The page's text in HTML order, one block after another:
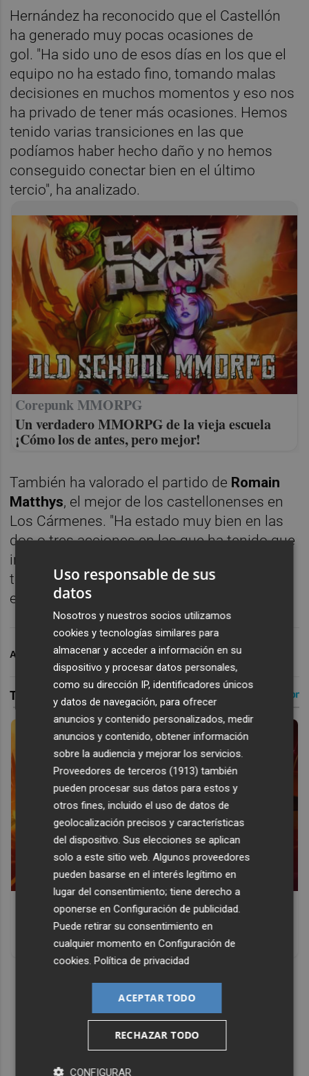
Hernández ha reconocido que el Castellón
ha generado muy pocas ocasiones de
gol. "Ha sido uno de esos días en los que el
equipo no ha estado fino, tomando malas
decisiones en muchos momentos y eso nos
ha privado de tener más ocasiones. Hemos
tenido varias transiciones en las que
podíamos haber hecho daño y no hemos
conseguido conectar bien en el último
tercio", ha analizado.
Corepunk MMORPG
Un verdadero MMORPG de la vieja escuela
¡Cómo los de antes, pero mejor!
También ha valorado el partido de Romain
Matthys, el mejor de los castellonenses en
Los Cármenes. "Ha estado muy bien en las
dos o tres acciones en las que ha tenido que
intervenir. Lo viene haciendo bien durante
toda la temporada, sabemos de su calidad y
esperemos que siga así", ha concluido.
ARCHIVADO EN CD CASTELLÓN FÚTBOL
Corepunk MMORPG
Un verdadero MMORPG de la vieja escuela ¡Cómo los de
antes, pero mejor!
Uso responsable de sus
datos
Nosotros y nuestros socios utilizamos
cookies y tecnologías similares para
almacenar y acceder a información en su
dispositivo y procesar datos personales,
como su dirección IP, identificadores únicos
y datos de navegación, para ofrecer
anuncios y contenido personalizados, medir
anuncios y contenido, obtener información
sobre la audiencia y mejorar los servicios.
Proveedores de terceros (1913) también
pueden procesar sus datos para estos y
otros fines, incluido el uso de datos de
geolocalización precisos y características
del dispositivo. Sus elecciones se aplican
solo a este sitio web. Algunos proveedores
pueden basarse en el interés legítimo en
lugar del consentimiento; tiene derecho a
oponerse enConfiguración de publicidad
Puede retirar su consentimiento en
cualquier momento enConfiguración de
cookies .Política de privacidad
ACEPTAR TODO
RECHAZAR TODO
CONFIGURAR